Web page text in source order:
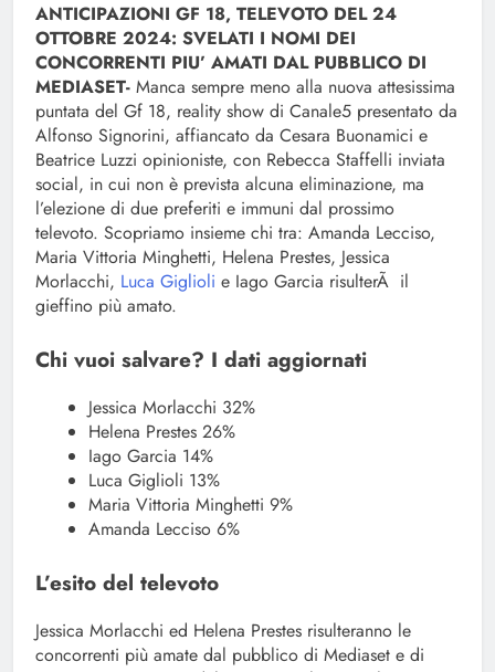
ANTICIPAZIONI GF 18, TELEVOTO DEL 24
OTTOBRE 2024: SVELATI I NOMI DEI
CONCORRENTI PIU’ AMATI DAL PUBBLICO DI
MEDIASET- Manca sempre meno alla nuova attesissima
puntata del Gf 18, reality show di Canale5 presentato da
Alfonso Signorini, affiancato da Cesara Buonamici e
Beatrice Luzzi opinioniste, con Rebecca Staffelli inviata
social, in cui non è prevista alcuna eliminazione, ma
l’elezione di due preferiti e immuni dal prossimo
televoto. Scopriamo insieme chi tra: Amanda Lecciso,
Maria Vittoria Minghetti, Helena Prestes, Jessica
Morlacchi, Luca Giglioli e Iago Garcia risulterÃ il
gieffino più amato.
Chi vuoi salvare? I dati aggiornati
Jessica Morlacchi 32%
Helena Prestes 26%
Iago Garcia 14%
Luca Giglioli 13%
Maria Vittoria Minghetti 9%
Amanda Lecciso 6%
L’esito del televoto
Jessica Morlacchi ed Helena Prestes risulteranno le
concorrenti più amate dal pubblico di Mediaset e di